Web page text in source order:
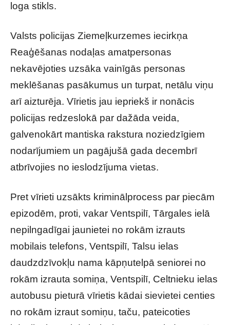
loga stikls.
Valsts policijas Ziemeļkurzemes iecirkņa
Reaģēšanas nodaļas amatpersonas
nekavējoties uzsāka vainīgās personas
meklēšanas pasākumus un turpat, netālu viņu
arī aizturēja. Vīrietis jau iepriekš ir nonācis
policijas redzeslokā par dažāda veida,
galvenokārt mantiska rakstura noziedzīgiem
nodarījumiem un pagājušā gada decembrī
atbrīvojies no ieslodzījuma vietas.
Pret vīrieti uzsākts kriminālprocess par piecām
epizodēm, proti, vakar Ventspilī, Tārgales ielā
nepilngadīgai jaunietei no rokām izrauts
mobilais telefons, Ventspilī, Talsu ielas
daudzdzīvokļu nama kāpņutelpā seniorei no
rokām izrauta somiņa, Ventspilī, Celtnieku ielas
autobusu pieturā vīrietis kādai sievietei centies
no rokām izraut somiņu, taču, pateicoties